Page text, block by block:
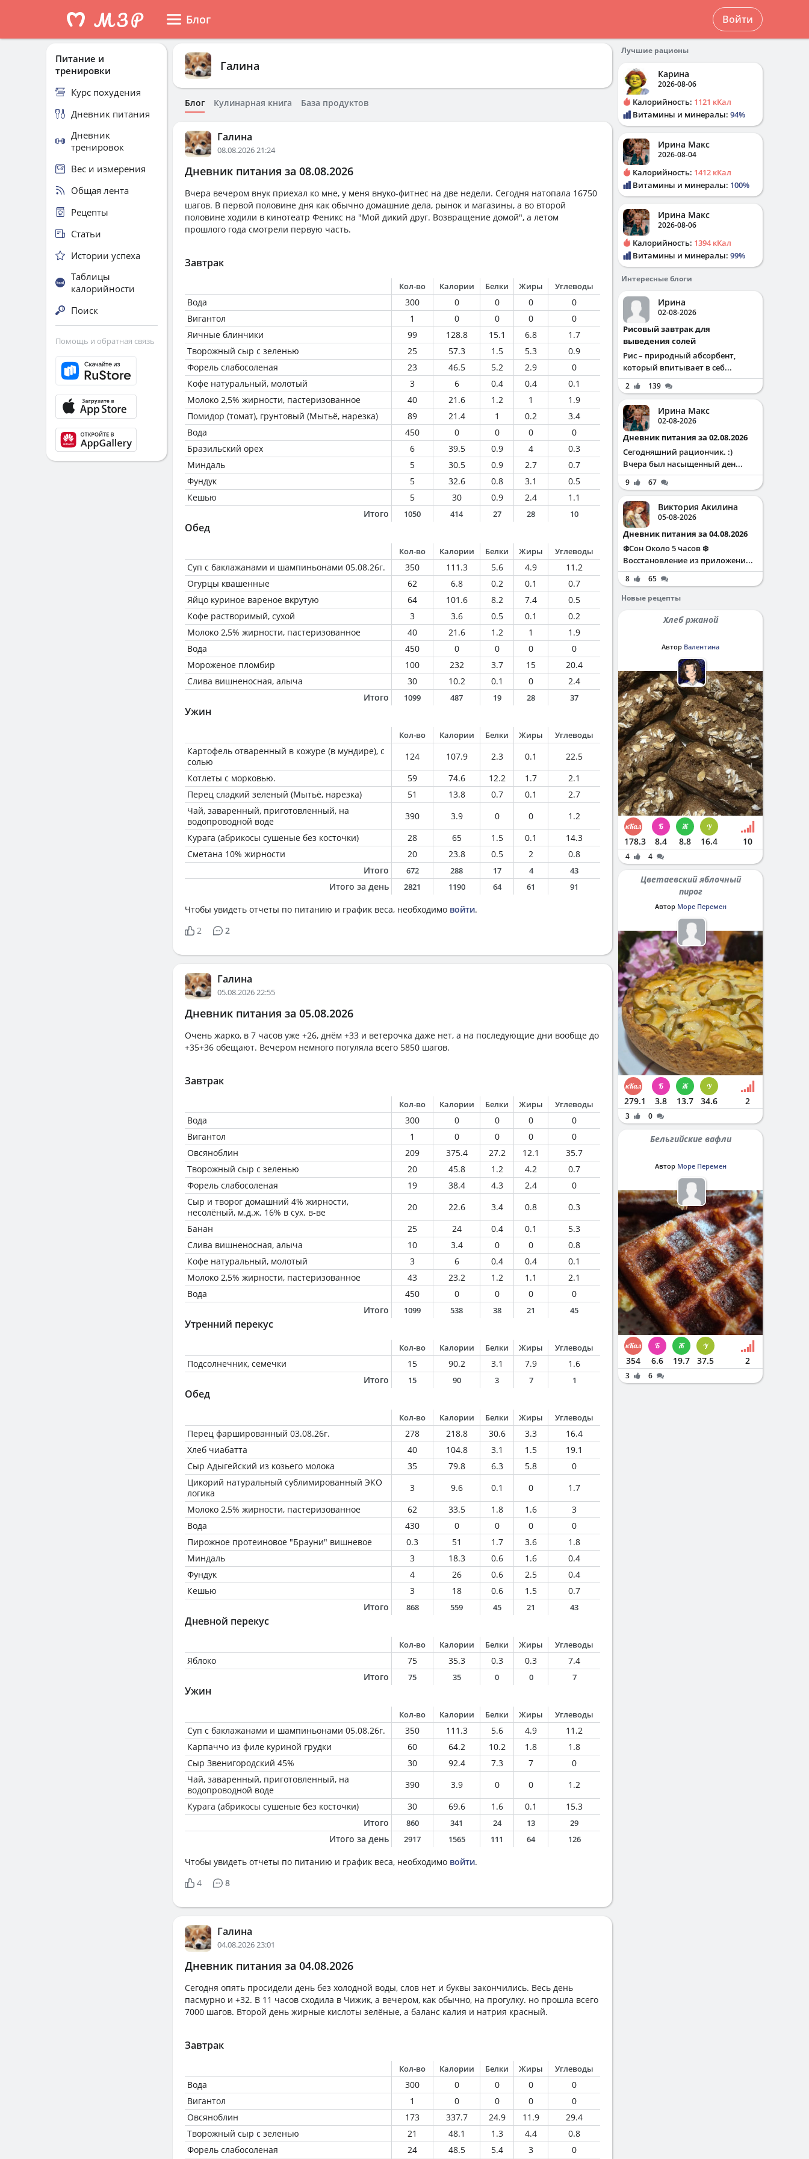
Блог Войти
Галина
Блог Кулинарная книга База продуктов
Галина
08.08.2026 21:24
Дневник питания за 08.08.2026
Вчера вечером внук приехал ко мне, у меня внуко-фитнес на две недели. Сегодня натопала 16750
шагов. В первой половине дня как обычно домашние дела, рынок и магазины, а во второй
половине ходили в кинотеатр Феникс на "Мой дикий друг. Возвращение домой", а летом
прошлого года смотрели первую часть.
Завтрак
Кол-во Калории Белки Жиры Углеводы
Вода 300 0 0 0
0
Вигантол
1 0 0 0
0
Яичные блинчики
99 128.8 15.1 6.8
1.7
Творожный сыр с зеленью
25 57.3 1.5 5.3
0.9
Форель слабосоленая
23 46.5 5.2 2.9
0
Кофе натуральный, молотый
3 6 0.4 0.4
0.1
Молоко 2,5% жирности, пастеризованное
40 21.6 1.2 1
1.9
Помидор (томат), грунтовый (Мытьё, нарезка)
89 21.4 1 0.2
3.4
Вода
450 0 0 0
0
Бразильский орех
6 39.5 0.9 4
0.3
Миндаль
5 30.5 0.9 2.7
0.7
Фундук
5 32.6 0.8 3.1
0.5
Кешью
5 30 0.9 2.4
1.1
Итого
1050 414 27 28 10
Обед
Кол-во Калории Белки Жиры Углеводы
Суп с баклажанами и шампиньонами 05.08.26г. 350 111.3 5.6 4.9
11.2
Огурцы квашенные
62 6.8 0.2 0.1
0.7
Яйцо куриное вареное вкрутую
64 101.6 8.2 7.4
0.5
Кофе растворимый, сухой
3 3.6 0.5 0.1
0.2
Молоко 2,5% жирности, пастеризованное
40 21.6 1.2 1
1.9
Вода
450 0 0 0
0
Мороженое пломбир
100 232 3.7 15
20.4
Слива вишненосная, алыча
30 10.2 0.1 0
2.4
Итого
1099 487 19 28 37
Ужин
Кол-во Калории Белки Жиры Углеводы
Картофель отваренный в кожуре (в мундире), с
солью
124 107.9 2.3 0.1
22.5
Котлеты с морковью.
59 74.6 12.2 1.7
2.1
Перец сладкий зеленый (Мытьё, нарезка)
51 13.8 0.7 0.1
2.7
Чай, заваренный, приготовленный, на
водопроводной воде
390 3.9 0 0
1.2
Курага (абрикосы сушеные без косточки)
28 65 1.5 0.1
14.3
Сметана 10% жирности
20 23.8 0.5 2
0.8
Итого
672 288 17 4 43
Итого за день 2821 1190 64 61 91
Чтобы увидеть отчеты по питанию и график веса, необходимо войти.
2
2
Галина
05.08.2026 22:55
Дневник питания за 05.08.2026
Очень жарко, в 7 часов уже +26, днём +33 и ветерочка даже нет, а на последующие дни вообще до
+35+36 обещают. Вечером немного погуляла всего 5850 шагов.
Завтрак
Кол-во Калории Белки Жиры Углеводы
Вода 300 0 0 0
0
Вигантол
1 0 0 0
0
Овсяноблин
209 375.4 27.2 12.1
35.7
Творожный сыр с зеленью
20 45.8 1.2 4.2
0.7
Форель слабосоленая
19 38.4 4.3 2.4
0
Сыр и творог домашний 4% жирности,
несолёный, м.д.ж. 16% в сух. в-ве
20 22.6 3.4 0.8
0.3
Банан
25 24 0.4 0.1
5.3
Слива вишненосная, алыча
10 3.4 0 0
0.8
Кофе натуральный, молотый
3 6 0.4 0.4
0.1
Молоко 2,5% жирности, пастеризованное
43 23.2 1.2 1.1
2.1
Вода
450 0 0 0
0
Итого
1099 538 38 21 45
Утренний перекус
Кол-во Калории Белки Жиры Углеводы
Подсолнечник, семечки 15 90.2 3.1 7.9
1.6
Итого
15 90 3 7 1
Обед
Кол-во Калории Белки Жиры Углеводы
Перец фаршированный 03.08.26г. 278 218.8 30.6 3.3
16.4
Хлеб чиабатта
40 104.8 3.1 1.5
19.1
Сыр Адыгейский из козьего молока
35 79.8 6.3 5.8
0
Цикорий натуральный сублимированный ЭКО
логика
3 9.6 0.1 0
1.7
Молоко 2,5% жирности, пастеризованное
62 33.5 1.8 1.6
3
Вода
430 0 0 0
0
Пирожное протеиновое "Брауни" вишневое
0.3 51 1.7 3.6
1.8
Миндаль
3 18.3 0.6 1.6
0.4
Фундук
4 26 0.6 2.5
0.4
Кешью
3 18 0.6 1.5
0.7
Итого
868 559 45 21 43
Дневной перекус
Кол-во Калории Белки Жиры Углеводы
Яблоко 75 35.3 0.3 0.3
7.4
Итого
75 35 0 0 7
Ужин
Кол-во Калории Белки Жиры Углеводы
Суп с баклажанами и шампиньонами 05.08.26г. 350 111.3 5.6 4.9
11.2
Карпаччо из филе куриной грудки
60 64.2 10.2 1.8
1.8
Сыр Звенигородский 45%
30 92.4 7.3 7
0
Чай, заваренный, приготовленный, на
водопроводной воде
390 3.9 0 0
1.2
Курага (абрикосы сушеные без косточки)
30 69.6 1.6 0.1
15.3
Итого
860 341 24 13 29
Итого за день 2917 1565 111 64 126
Чтобы увидеть отчеты по питанию и график веса, необходимо войти.
4
8
Галина
04.08.2026 23:01
Дневник питания за 04.08.2026
Сегодня опять просидели день без холодной воды, слов нет и буквы закончились. Весь день
пасмурно и +32. В 11 часов сходила в Чижик, а вечером, как обычно, на прогулку. но прошла всего
7000 шагов. Второй день жирные кислоты зелёные, а баланс калия и натрия красный.
Завтрак
Кол-во Калории Белки Жиры Углеводы
Вода 300 0 0 0
0
Вигантол
1 0 0 0
0
Овсяноблин
173 337.7 24.9 11.9
29.4
Творожный сыр с зеленью
21 48.1 1.3 4.4
0.8
Форель слабосоленая
24 48.5 5.4 3 0
Питание и
тренировки
Курс похудения
Дневник питания
Дневник
тренировок
Вес и измерения
Общая лента
Рецепты
Статьи
Истории успеха
Таблицы
калорийности
Поиск
Помощь и обратная связь
Лучшие рационы
Карина
2026-08-06
Калорийность: 1121 кКал
Витамины и минералы: 94%
Ирина Макс
2026-08-04
Калорийность: 1412 кКал
Витамины и минералы: 100%
Ирина Макс
2026-08-06
Калорийность: 1394 кКал
Витамины и минералы: 99%
Интересные блоги
Ирина
02-08-2026
Рисовый завтрак для
выведения солей
Рис – природный абсорбент,
который впитывает в себ...
2 139
Ирина Макс
02-08-2026
Дневник питания за 02.08.2026
Сегодняшний рациончик. :)
Вчера был насыщенный ден...
9 67
Виктория Акилина
05-08-2026
Дневник питания за 04.08.2026
❄️Сон Около 5 часов ❄️
Восстановление из приложени...
8
65
Новые рецепты
Хлеб ржаной
Автор Валентина
178.3 8.4 8.8 16.4 10
4 4
Цветаевский яблочный
пирог
Автор Море Перемен
279.1 3.8 13.7 34.6 2
3 0
Бельгийские вафли
Автор Море Перемен
354 6.6 19.7 37.5 2
3 6